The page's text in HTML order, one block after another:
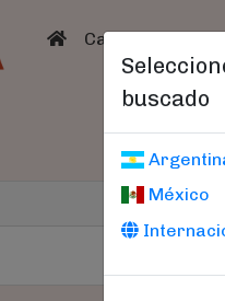
(current)
Catálogo
buscado
México